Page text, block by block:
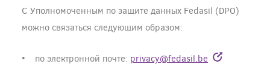
С Уполномоченным по защите данных Fedasil (DPO)
можно связаться следующим образом:
• по электронной почте: privacy@fedasil.be